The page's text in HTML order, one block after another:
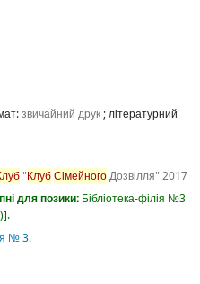
звичайний друк; літературний
"КлубСімейногоДозвілля" 2017
для позики: Бібліотека-філія №3
.
№ 3.